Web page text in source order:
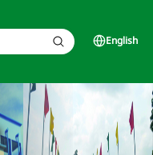
English